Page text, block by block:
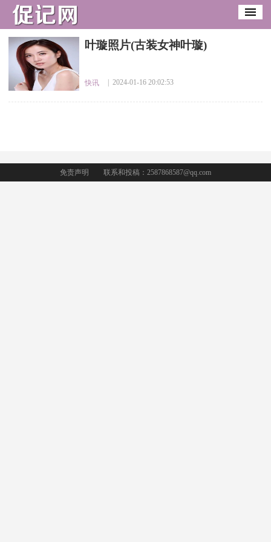
​叶璇照片(古装女神叶璇)
快讯 | 2024-01-16 20:02:53
免责声明 联系和投稿：2587868587@qq.com